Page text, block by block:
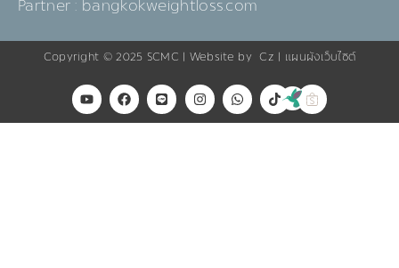
Partner : bangkokweightloss.com
Copyright © 2025 SCMC | Website byCz แผนผังเว็บไซต์
Y
o
u
F
a
c
L
i
n
I
n
s
W
h
a
T
i
k